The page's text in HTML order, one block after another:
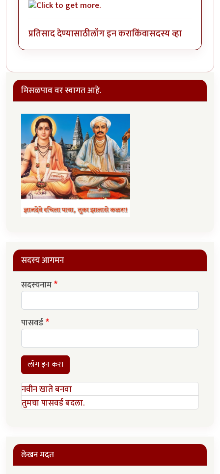
प्रतिसाद देण्यासाठीलॉग इन कराकिंवासदस्य व्हा
मिसळपाव वर स्वागत आहे.
सदस्य आगमन
सदस्यनाम
पासवर्ड
लॉग इन करा
नवीन खाते बनवा
तुमचा पासवर्ड बदला.
लेखन मदत